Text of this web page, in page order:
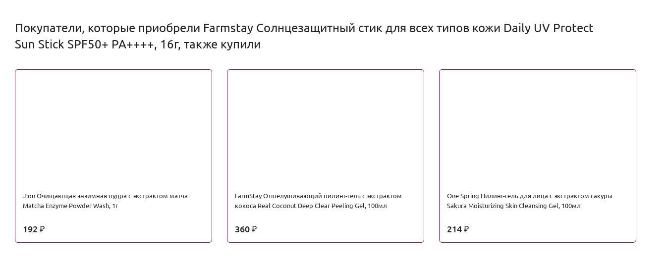
Покупатели, которые приобрели Farmstay Солнцезащитный стик для всех типов кожи Daily UV Protect
Sun Stick SPF50+ PA++++, 16г, также купили
J:on Очищающая энзимная пудра с экстрактом матча
Matcha Enzyme Powder Wash, 1г
192 ₽
FarmStay Отшелушивающий пилинг-гель с экстрактом
кокоса Real Coconut Deep Clear Peeling Gel, 100мл
360 ₽
One Spring Пилинг-гель для лица с экстрактом сакуры
Sakura Moisturizing Skin Cleansing Gel, 100мл
214 ₽